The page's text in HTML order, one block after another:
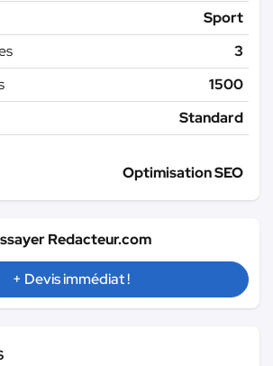
Sport
3
1500
Standard
Optimisation SEO
Redacteur.com
+ Devis immédiat !